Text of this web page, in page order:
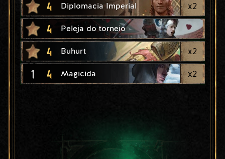
4 Diplomacia Imperial x2
4 Peleja do torneio
4 Buhurt x2
1 4 Magicida x2